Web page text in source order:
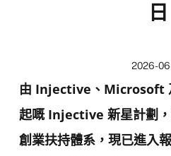
日
2026-
由 Injective、Microsoft
起嘅 Injective 新星計劃
創業扶持體系，現已進入